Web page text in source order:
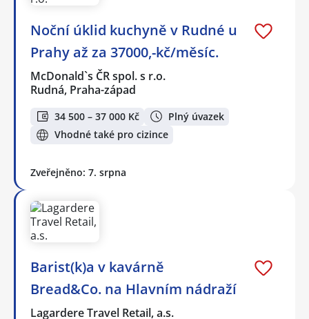
Noční úklid kuchyně v Rudné u
Prahy až za 37000,-kč/měsíc.
McDonald`s ČR spol. s r.o.
Rudná, Praha-západ
34 500 – 37 000 Kč
Plný úvazek
Vhodné také pro cizince
Zveřejněno: 7. srpna
Barist(k)a v kavárně
Bread&Co. na Hlavním nádraží
Lagardere Travel Retail, a.s.